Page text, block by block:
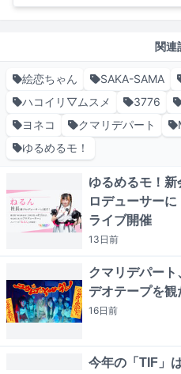
関連
絵恋ちゃん SAKA-SAMA
ハコイリ▽ムスメ
3776
ヨネコ
クマリデパート
ゆるめるモ！
ゆるめるモ！
ロデューサー
ライブ開催
13日前
クマリデパー
デオテープを
16日前
今年の「TIF」